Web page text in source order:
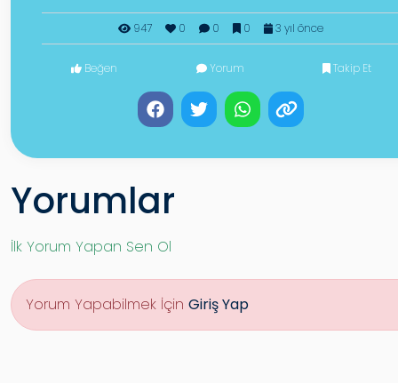
947 0 0 0 3 yıl önce
Beğen Yorum Takip Et
Yorumlar
İlk Yorum Yapan Sen Ol
Yorum Yapabilmek İçin Giriş Yap